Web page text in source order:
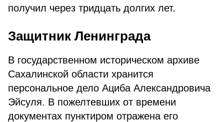
получил через тридцать долгих лет.
Защитник Ленинграда
В государственном историческом архиве
Сахалинской области хранится
персональное дело Ациба Александровича
Эйсуля. В пожелтевших от времени
документах пунктиром отражена его